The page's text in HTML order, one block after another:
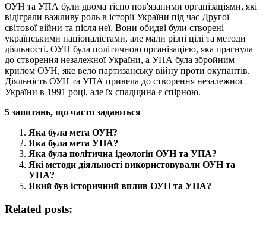
ОУН та УПА були двома тісно пов'язаними організаціями, які
відіграли важливу роль в історії України під час Другої
світової війни та після неї. Вони обидві були створені
українськими націоналістами, але мали різні цілі та методи
діяльності. ОУН була політичною організацією, яка прагнула
до створення незалежної України, а УПА була збройним
крилом ОУН, яке вело партизанську війну проти окупантів.
Діяльність ОУН та УПА привела до створення незалежної
України в 1991 році, але їх спадщина є спірною.
5 запитань, що часто задаються
Яка була мета ОУН?
Яка була мета УПА?
Яка була політична ідеологія ОУН та УПА?
Які методи діяльності використовували ОУН та
УПА?
Який був історичний вплив ОУН та УПА?
Related posts: